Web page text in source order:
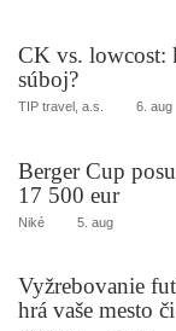
CK vs. lowcost:
súboj?
TIP travel, a.s. 6. aug
Berger Cup
17 500 eur
Niké 5. aug
Vyžrebovanie
hrá vaše mesto